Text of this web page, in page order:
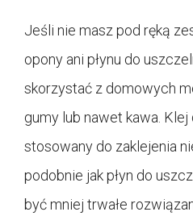
Jeśli nie masz pod ręką
opony ani płynu do
skorzystać z domowych
gumy lub nawet kawa.
stosowany do zaklejenia
podobnie jak płyn do
być mniej trwałe